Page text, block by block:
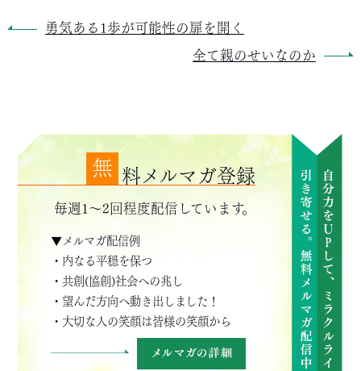
勇気ある1歩が可能性の扉を開く
全て親のせいなのか
無 料メルマガ登録
毎週1～2回程度配信しています。
▼メルマガ配信例
・内なる平穏を保つ
・共創(協創)社会への兆し
・望んだ方向へ動き出しました！
・大切な人の笑顔は皆様の笑顔から